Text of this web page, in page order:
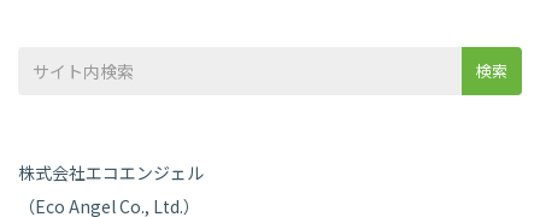
検索
株式会社エコエンジェル
（Eco Angel Co., Ltd.）